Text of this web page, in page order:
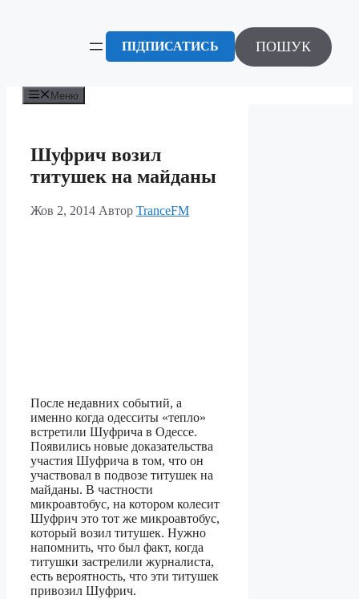
ПІДПИСАТИСЬ ПОШУК
Меню
Шуфрич возил
титушек на майданы
Жов 2, 2014 Автор TranceFM
После недавних событий, а
именно когда одесситы «тепло»
встретили Шуфрича в Одессе.
Появились новые доказательства
участия Шуфрича в том, что он
участвовал в подвозе титушек на
майданы. В частности
микроавтобус, на котором колесит
Шуфрич это тот же микроавтобус,
который возил титушек. Нужно
напомнить, что был факт, когда
титушки застрелили журналиста,
есть вероятность, что эти титушек
привозил Шуфрич.